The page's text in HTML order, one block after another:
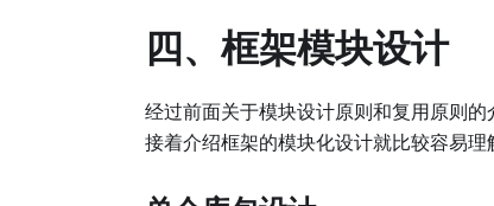
四、框架模块设计
经过前面关于模块设计原则和复用原则
接着介绍框架的模块化设计就比较容易理